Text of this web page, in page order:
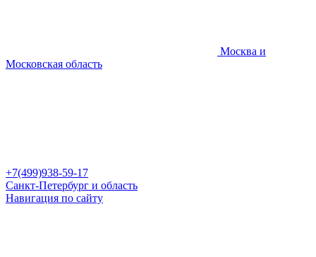
Москва и
Московская область
+7(499)938-59-17
Санкт-Петербург и область
Навигация по сайту